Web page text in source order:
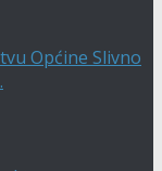
Općine Slivno